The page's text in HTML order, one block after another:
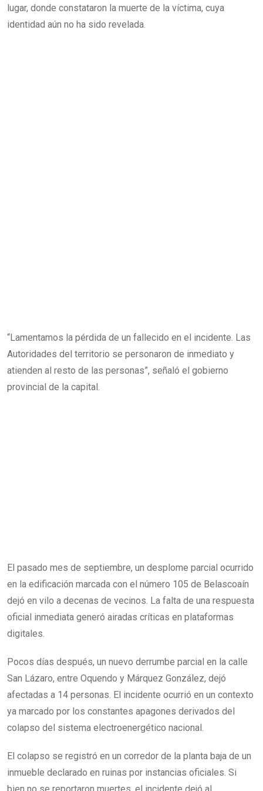
lugar, donde constataron la muerte de la víctima, cuya
identidad aún no ha sido revelada.
“Lamentamos la pérdida de un fallecido en el incidente. Las
Autoridades del territorio se personaron de inmediato y
atienden al resto de las personas”, señaló el gobierno
provincial de la capital.
El pasado mes de septiembre, un desplome parcial ocurrido
en la edificación marcada con el número 105 de Belascoaín
dejó en vilo a decenas de vecinos. La falta de una respuesta
oficial inmediata generó airadas críticas en plataformas
digitales.
Pocos días después, un nuevo derrumbe parcial en la calle
San Lázaro, entre Oquendo y Márquez González, dejó
afectadas a 14 personas. El incidente ocurrió en un contexto
ya marcado por los constantes apagones derivados del
colapso del sistema electroenergético nacional.
El colapso se registró en un corredor de la planta baja de un
inmueble declarado en ruinas por instancias oficiales. Si